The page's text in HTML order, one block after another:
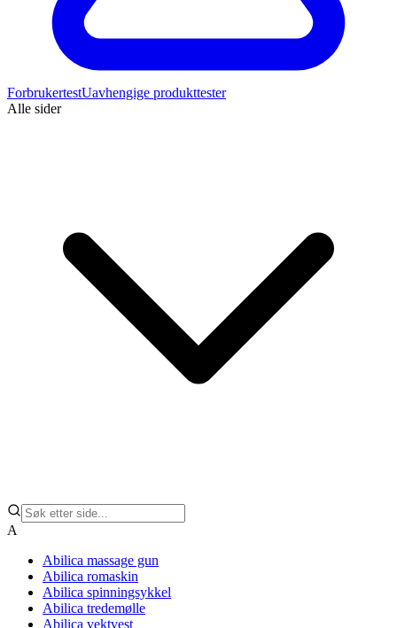
ForbrukertestUavhengige produkttester
Alle sider
A
Abilica massage gun
Abilica romaskin
Abilica spinningsykkel
Abilica tredemølle
Abilica vektvest